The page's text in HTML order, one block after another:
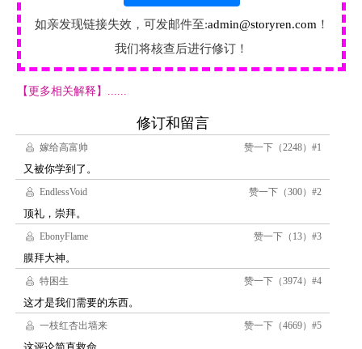
如亲发现链接失效，可发邮件至:admin@storyren.com ！
我们将核查后进行修订！
【更多相关解释】......